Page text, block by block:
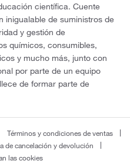
científica. Cuente
inigualable de suministros de
y gestión de
químicos, consumibles,
y mucho más, junto con
por parte de un equipo
de formar parte de
Términos y condiciones de ventas
de cancelación y devolución
las cookies